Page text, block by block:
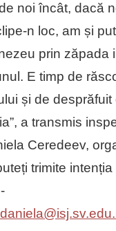
noi încât, dacă
n loc, am și
prin zăpada
E timp de
și de desprăfuit
a transmis
Ceredeev,
trimite